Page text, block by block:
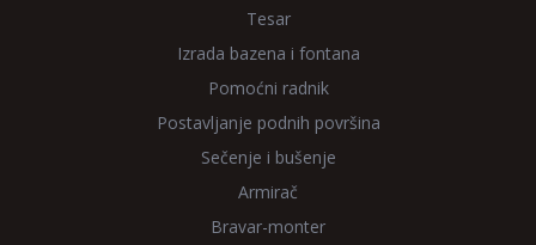
Tesar
Izrada bazena i fontana
Pomoćni radnik
Postavljanje podnih površina
Sečenje i bušenje
Armirač
Bravar-monter